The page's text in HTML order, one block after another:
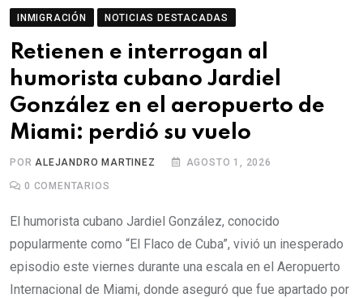
INMIGRACIÓN NOTICIAS DESTACADAS
Retienen e interrogan al
humorista cubano Jardiel
González en el aeropuerto de
Miami: perdió su vuelo
POR ALEJANDRO MARTINEZ AGOSTO 1, 2026
0 COMENTARIOS
El humorista cubano Jardiel González, conocido
popularmente como “El Flaco de Cuba”, vivió un inesperado
episodio este viernes durante una escala en el Aeropuerto
Internacional de Miami, donde aseguró que fue apartado por